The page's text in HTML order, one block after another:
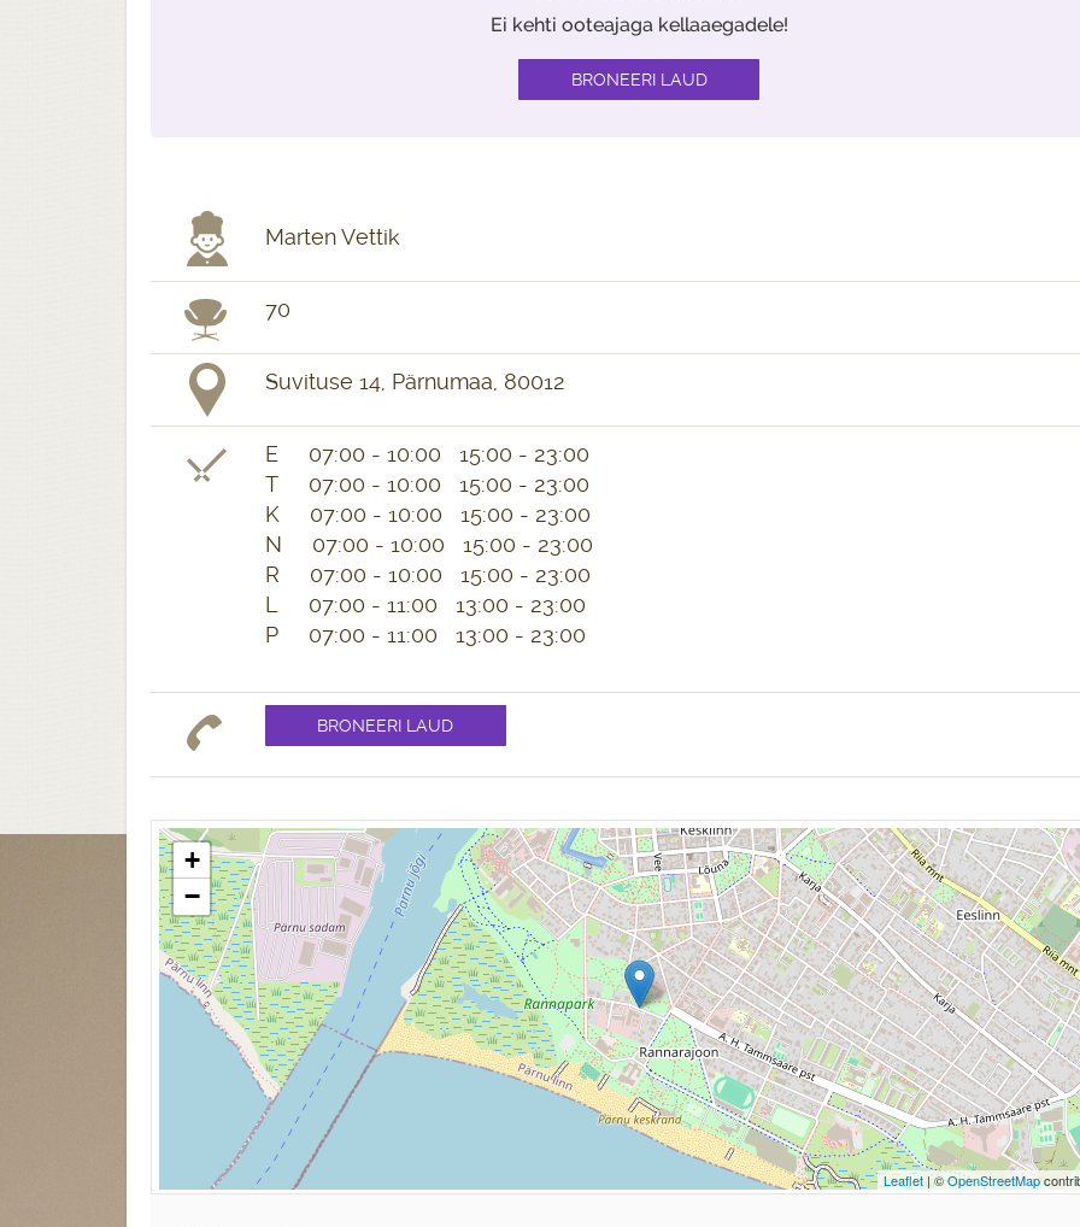
Ei kehti ooteajaga kellaaegadele!
Marten Vettik
70
Suvituse 14, Pärnumaa, 80012
E 07:00 - 10:00 15:00 - 23:00
T 07:00 - 10:00 15:00 - 23:00
K 07:00 - 10:00 15:00 - 23:00
N 07:00 - 10:00 15:00 - 23:00
R 07:00 - 10:00 15:00 - 23:00
L 07:00 - 11:00 13:00 - 23:00
P 07:00 - 11:00 13:00 - 23:00
+
−
Leaflet| ©OpenStreetMap